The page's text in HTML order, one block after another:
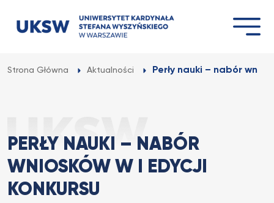
Strona Główna Aktualności Perły nauki – nabór
PERŁY NAUKI – NABÓR
WNIOSKÓW W I EDYCJI
KONKURSU